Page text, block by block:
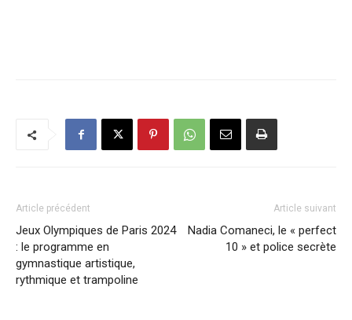
Article précédent
Jeux Olympiques de Paris 2024
: le programme en
gymnastique artistique,
rythmique et trampoline
Article suivant
Nadia Comaneci, le « perfect
10 » et police secrète